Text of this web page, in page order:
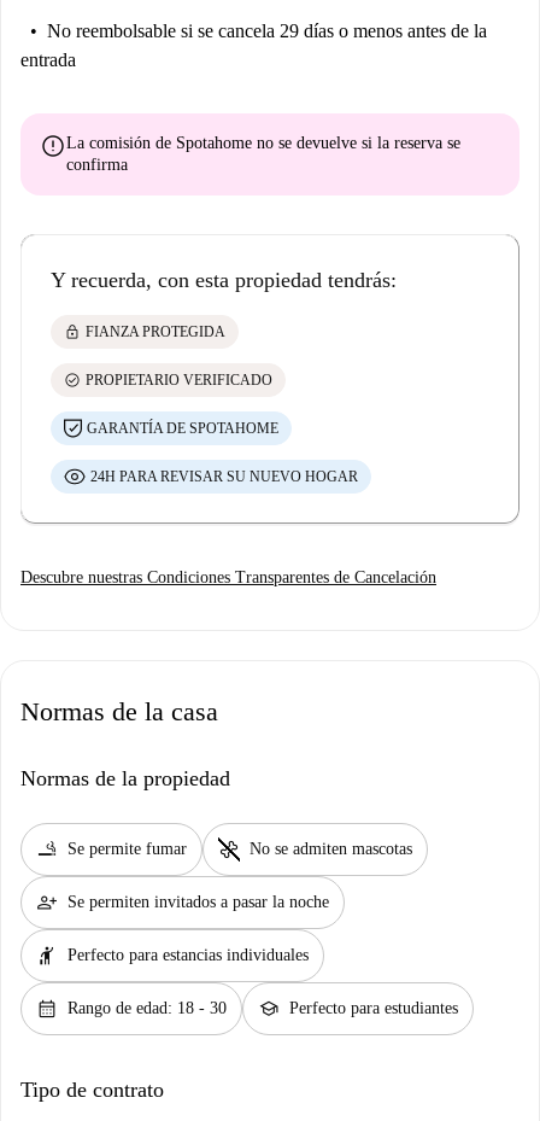
No reembolsable si se cancela 29 días o menos antes de la
entrada
errorLa comisión de Spotahome no se devuelve si la reserva se
confirma
Y recuerda, con esta propiedad tendrás:
lock FIANZA PROTEGIDA
check_circle PROPIETARIO VERIFICADO
GARANTÍA DE SPOTAHOME
24H PARA REVISAR SU NUEVO HOGAR
Descubre nuestras Condiciones Transparentes de Cancelación
Normas de la casa
Normas de la propiedad
smoking_rooms Se permite fumar pet_supplies No se admiten mascotas
person_add Se permiten invitados a pasar la noche
hail Perfecto para estancias individuales
calendar_month Rango de edad: 18 - 30 school Perfecto para estudiantes
Tipo de contrato